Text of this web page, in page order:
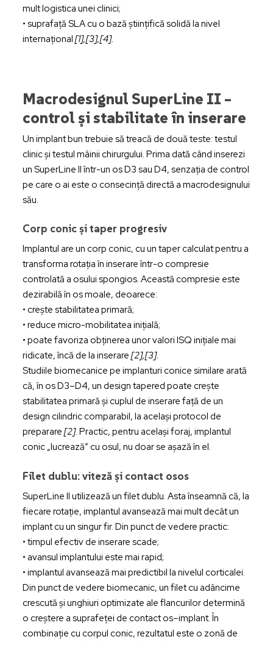
mult logistica unei clinici;
• suprafață SLA cu o bază științifică solidă la nivel
internațional [1],[3],[4].
Macrodesignul SuperLine II –
control și stabilitate în inserare
Un implant bun trebuie să treacă de două teste: testul
clinic și testul mâinii chirurgului. Prima dată când inserezi
un SuperLine II într-un os D3 sau D4, senzația de control
pe care o ai este o consecință directă a macrodesignului
său.
Corp conic și taper progresiv
Implantul are un corp conic, cu un taper calculat pentru a
transforma rotația în inserare într-o compresie
controlată a osului spongios. Această compresie este
dezirabilă în os moale, deoarece:
• crește stabilitatea primară;
• reduce micro-mobilitatea inițială;
• poate favoriza obținerea unor valori ISQ inițiale mai
ridicate, încă de la inserare[2],[3].
Studiile biomecanice pe implanturi conice similare arată
că, în os D3–D4, un design tapered poate crește
stabilitatea primară și cuplul de inserare față de un
design cilindric comparabil, la același protocol de
preparare[2]. Practic, pentru același foraj, implantul
conic „lucrează” cu osul, nu doar se așază în el.
Filet dublu: viteză și contact osos
SuperLine II utilizează un filet dublu. Asta înseamnă că, la
fiecare rotație, implantul avansează mai mult decât un
implant cu un singur fir. Din punct de vedere practic:
• timpul efectiv de inserare scade;
• avansul implantului este mai rapid;
• implantul avansează mai predictibil la nivelul corticalei.
Din punct de vedere biomecanic, un filet cu adâncime
crescută și unghiuri optimizate ale flancurilor determină
o creștere a suprafeței de contact os–implant. În
combinație cu corpul conic, rezultatul este o zonă de